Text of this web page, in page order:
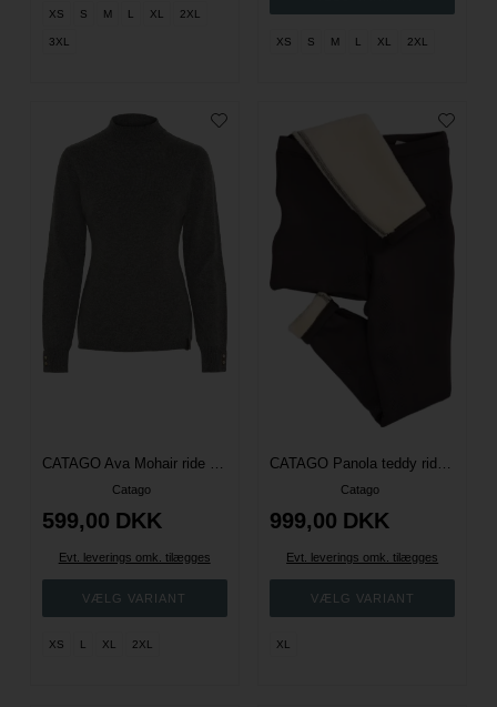
XS S M L XL 2XL
3XL XS S M L XL 2XL
CATAGO Ava Mohair ride pullover
Catago
599,00 DKK
Evt. leverings omk. tilægges
XS L XL 2XL
CATAGO Panola teddy ride tights Fullgrip After Dark
Catago
999,00 DKK
Evt. leverings omk. tilægges
XL